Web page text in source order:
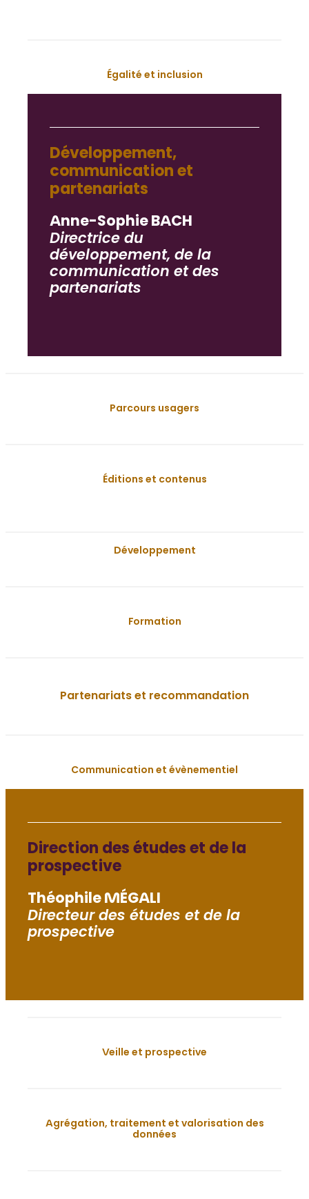
Égalité et inclusion
Développement,
communication et
partenariats
Anne-Sophie BACH
Directrice du
développement, de la
communication et des
partenariats
Parcours usagers
Éditions et contenus
Développement
Formation
Partenariats et recommandation
Communication et évènementiel
Direction des études et de la
prospective
Théophile MÉGALI
Directeur des études et de la
prospective
Veille et prospective
Agrégation, traitement et valorisation des
données